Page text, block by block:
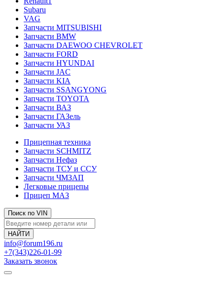
Subaru
VAG
Запчасти MITSUBISHI
Запчасти BMW
Запчасти DAEWOO CHEVROLET
Запчасти FORD
Запчасти HYUNDAI
Запчасти JAC
Запчасти KIA
Запчасти SSANGYONG
Запчасти TOYOTA
Запчасти ВАЗ
Запчасти ГАЗель
Запчасти УАЗ
Прицепная техника
Запчасти SCHMITZ
Запчасти Нефаз
Запчасти ТСУ и ССУ
Запчасти ЧМЗАП
Легковые прицепы
Прицеп МАЗ
Поиск по VIN
info@forum196.ru
+7(343)226-01-99
Заказать звонок